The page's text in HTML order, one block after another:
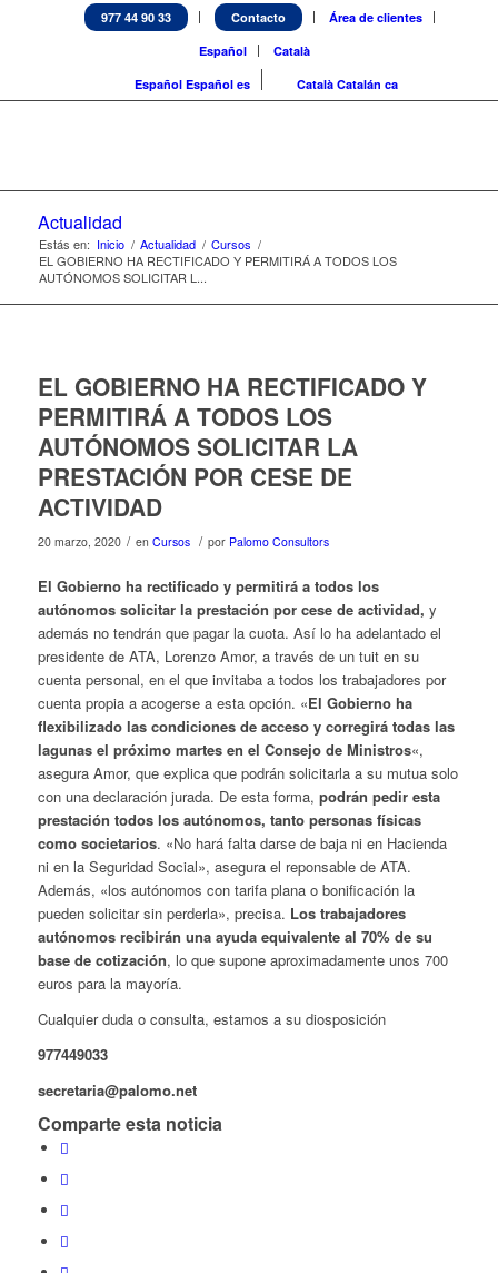
977 44 90 33 Contacto
Área de clientes
Español
Català
Español Español es Català Catalán ca
Actualidad
Estás en: Inicio / Actualidad / Cursos /
EL GOBIERNO HA RECTIFICADO Y PERMITIRÁ A TODOS LOS
AUTÓNOMOS SOLICITAR L...
EL GOBIERNO HA RECTIFICADO Y
PERMITIRÁ A TODOS LOS
AUTÓNOMOS SOLICITAR LA
PRESTACIÓN POR CESE DE
ACTIVIDAD
20 marzo, 2020 / en Cursos / por Palomo Consultors
El Gobierno ha rectificado y permitirá a todos los
autónomos solicitar la prestación por cese de actividad, y
además no tendrán que pagar la cuota. Así lo ha adelantado el
presidente de ATA, Lorenzo Amor, a través de un tuit en su
cuenta personal, en el que invitaba a todos los trabajadores por
cuenta propia a acogerse a esta opción. «El Gobierno ha
flexibilizado las condiciones de acceso y corregirá todas las
lagunas el próximo martes en el Consejo de Ministros«,
asegura Amor, que explica que podrán solicitarla a su mutua solo
con una declaración jurada. De esta forma, podrán pedir esta
prestación todos los autónomos, tanto personas físicas
como societarios. «No hará falta darse de baja ni en Hacienda
ni en la Seguridad Social», asegura el reponsable de ATA.
Además, «los autónomos con tarifa plana o bonificación la
pueden solicitar sin perderla», precisa. Los trabajadores
autónomos recibirán una ayuda equivalente al 70% de su
base de cotización, lo que supone aproximadamente unos 700
euros para la mayoría.
Cualquier duda o consulta, estamos a su diosposición
977449033
secretaria@palomo.net
Comparte esta noticia